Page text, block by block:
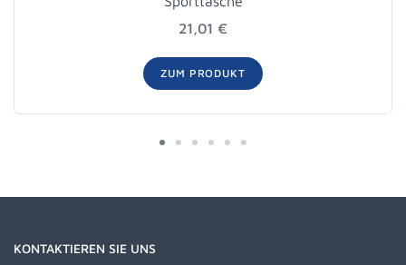
21,01 €
ZUM PRODUKT
KONTAKTIEREN SIE UNS